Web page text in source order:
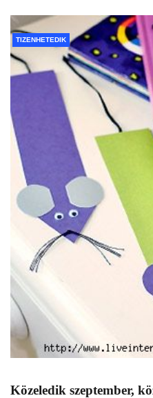
TIZENHETEDIK
Közeledik szeptember,